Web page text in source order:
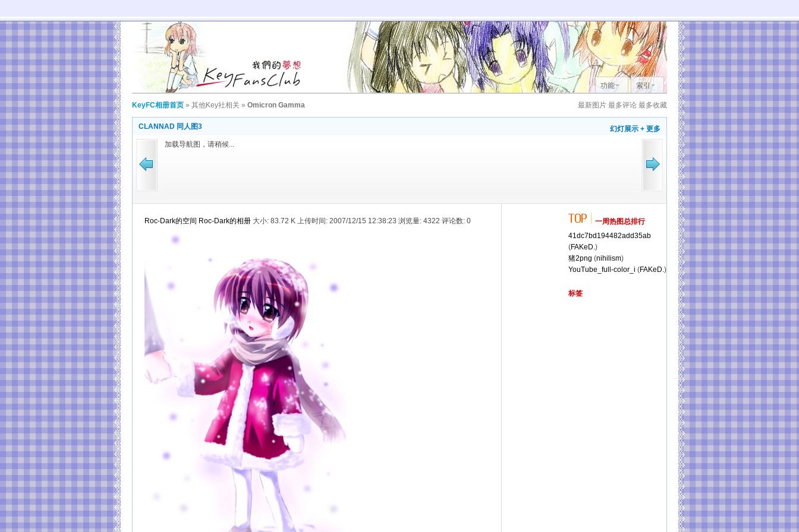
功能 索引
最新图片 最多评论 最多收藏
KeyFC相册首页 » 其他Key社相关 » Omicron Gamma
幻灯展示 + 更多
CLANNAD 同人图3
加载导航图，请稍候...
Roc-Dark的空间 Roc-Dark的相册 大小: 83.72 K 上传时间: 2007/12/15 12:38:23 浏览量: 4322 评论数: 0
一周热图总排行
41dc7bd194482add35ab
(FAKeD.)
猪2png (nihilism)
YouTube_full-color_i (FAKeD.)
标签